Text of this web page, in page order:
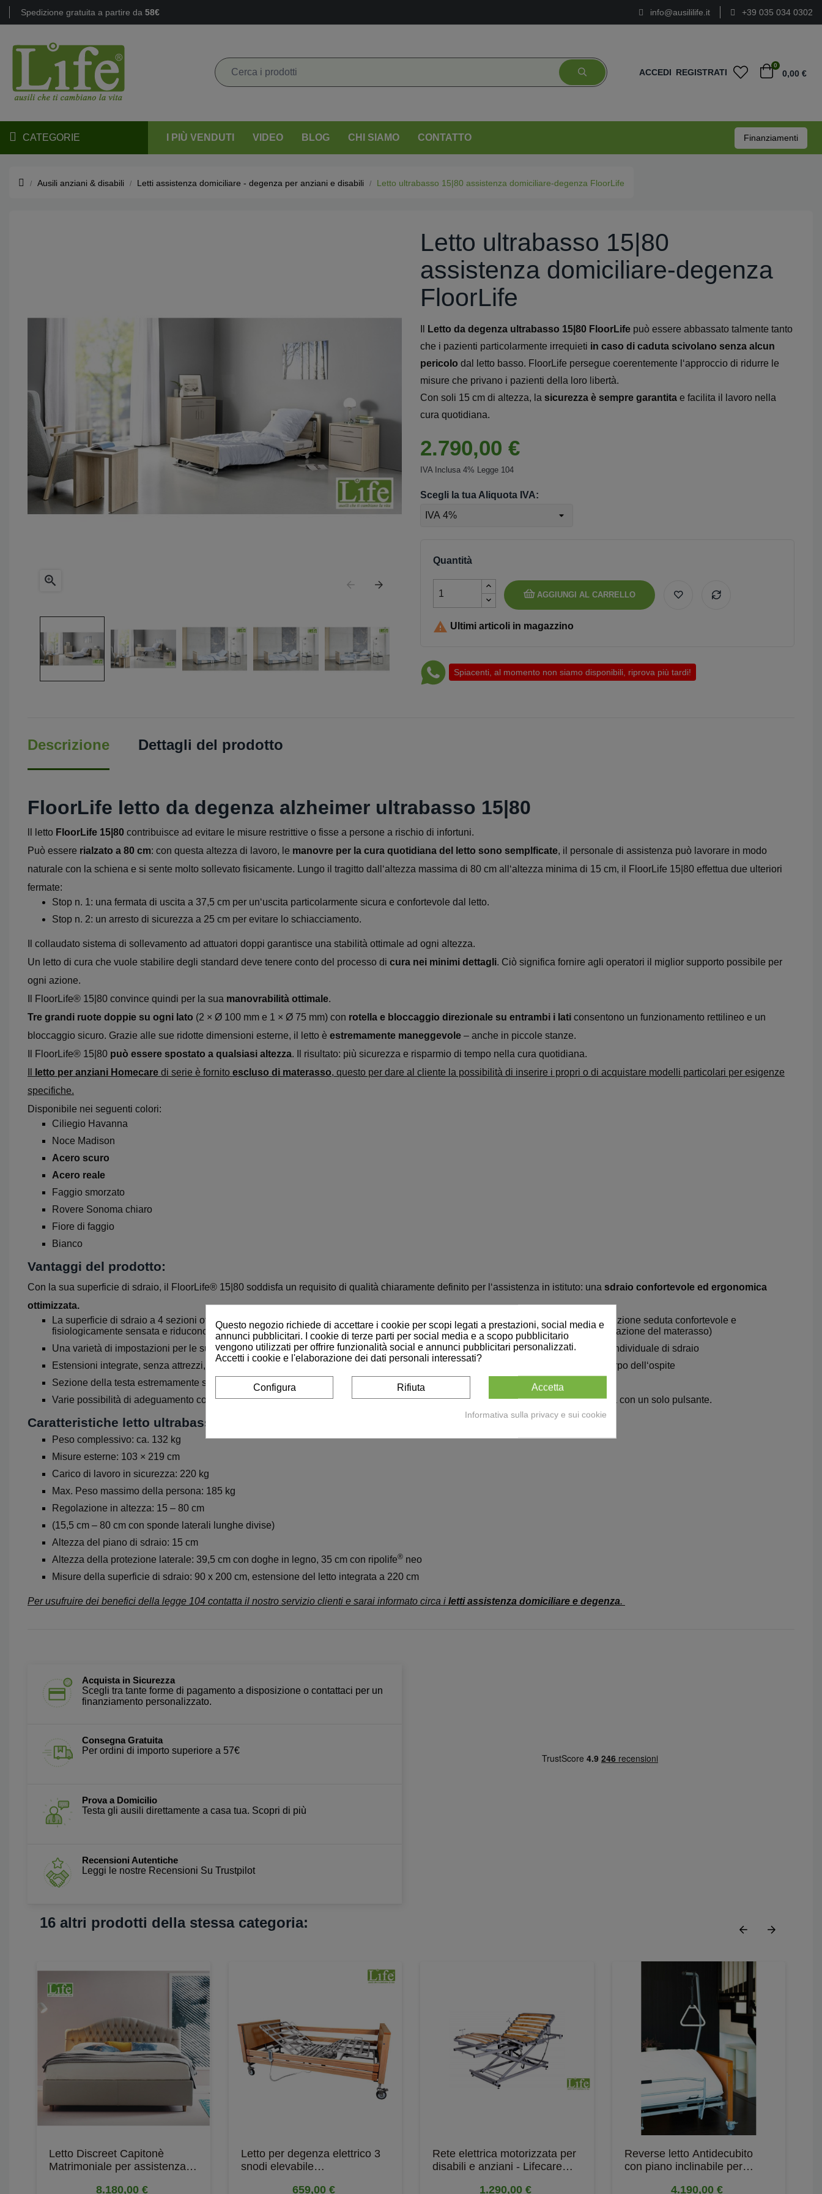
Spedizione gratuita a partire da 58€ info@ausililife.it +39 035 034 0302
ACCEDI REGISTRATI
0
0,00 €
CATEGORIE I PIÙ VENDUTI VIDEO BLOG CHI SIAMO CONTATTO Finanziamenti
Ausili anziani & disabili Letti assistenza domiciliare - degenza per anziani e disabili Letto ultrabasso 15|80 assistenza domiciliare-degenza FloorLife

Letto ultrabasso 15|80
assistenza domiciliare-degenza
FloorLife
Letto da degenza ultrabasso 15|80 FloorLife può essere abbassato talmente tanto
che i pazienti particolarmente irrequieti in caso di caduta scivolano senza alcun
pericolo dal letto basso. FloorLife persegue coerentemente l‘approccio di ridurre le
misure che privano i pazienti della loro libertà.
Con soli 15 cm di altezza, la sicurezza è sempre garantita e facilita il lavoro nella
cura quotidiana.
2.790,00 €
IVA Inclusa 4% Legge 104
Scegli la tua Aliquota IVA:
Quantità
AGGIUNGI AL CARRELLO
 Ultimi articoli in magazzino
Spiacenti, al momento non siamo disponibili, riprova più tardi!
Descrizione Dettagli del prodotto
FloorLife letto da degenza alzheimer ultrabasso 15|80
ll letto FloorLife 15|80 contribuisce ad evitare le misure restrittive o fisse a persone a rischio di infortuni.
Può essere rialzato a 80 cm: con questa altezza di lavoro, le manovre per la cura quotidiana del letto sono semplficate, il personale di assistenza può lavorare in modo
naturale con la schiena e si sente molto sollevato fisicamente. Lungo il tragitto dall‘altezza massima di 80 cm all‘altezza minima di 15 cm, il FloorLife 15|80 effettua due ulteriori
fermate:
Stop n. 1: una fermata di uscita a 37,5 cm per un‘uscita particolarmente sicura e confortevole dal letto.
Stop n. 2: un arresto di sicurezza a 25 cm per evitare lo schiacciamento.
Il collaudato sistema di sollevamento ad attuatori doppi garantisce una stabilità ottimale ad ogni altezza.
Un letto di cura che vuole stabilire degli standard deve tenere conto del processo di cura nei minimi dettagli. Ciò significa fornire agli operatori il miglior supporto possibile per
ogni azione.
Il FloorLife® 15|80 convince quindi per la sua manovrabilità ottimale.
Tre grandi ruote doppie su ogni lato (2 × Ø 100 mm e 1 × Ø 75 mm) con rotella e bloccaggio direzionale su entrambi i lati consentono un funzionamento rettilineo e un
bloccaggio sicuro. Grazie alle sue ridotte dimensioni esterne, il letto è estremamente maneggevole – anche in piccole stanze.
Il FloorLife® 15|80 può essere spostato a qualsiasi altezza. Il risultato: più sicurezza e risparmio di tempo nella cura quotidiana.
letto per anziani Homecare di serie è fornito escluso di materasso, questo per dare al cliente la possibilità di inserire i propri o di acquistare modelli particolari per esigenze
specifiche.
Disponibile nei seguenti colori:
Ciliegio Havanna
Noce Madison
Acero scuro
Acero reale
Faggio smorzato
Rovere Sonoma chiaro
Fiore di faggio
Bianco
Vantaggi del prodotto:
Con la sua superficie di sdraio, il FloorLife® 15|80 soddisfa un requisito di qualità chiaramente definito per l‘assistenza in istituto: una sdraio confortevole ed ergonomica
ottimizzata.
La superficie di sdraio a 4 sezioni offre uno schienale ergonomico e una compensazione del materasso, che garantiscono una posizione seduta confortevole e
fisiologicamente sensata e riducono i picchi di pressione. La compensazione della lunghezza dello schienale è di 11 cm (compensazione del materasso)
Una varietà di impostazioni per le superfici di seduta e di sdraio, nonché sistemi di superfici di sdraio offrono un maggiore comfort individuale di sdraio
Estensioni integrate, senza attrezzi, del letto e delle protezioni laterali per un rapido e semplice adattamento alle dimensioni del corpo dell‘ospite
Sezione della testa estremamente stabile
, adatta anche ad un uso intensivo
Varie possibilità di adeguamento comeTrendelenburg, Anti-Trendelenburg e la posizione di seduta comfortpuò essere selezionata con un solo pulsante.
Caratteristiche letto ultrabasso alzheimer FloorLife 15|80:
Peso complessivo: ca. 132 kg
Misure esterne: 103 × 219 cm
Carico di lavoro in sicurezza: 220 kg
Max. Peso massimo della persona: 185 kg
Regolazione in altezza: 15 – 80 cm
(15,5 cm – 80 cm con sponde laterali lunghe divise)
Altezza del piano di sdraio: 15 cm
Altezza della protezione laterale: 39,5 cm con doghe in legno, 35 cm con ripolife® neo
Misure della superficie di sdraio: 90 x 200 cm, estensione del letto integrata a 220 cm
Per usufruire dei benefici della legge 104 contatta il nostro servizio clienti e sarai informato circa i letti assistenza domiciliare e degenza.
Acquista in Sicurezza
Scegli tra tante forme di pagamento a disposizione o contattaci per un
finanziamento personalizzato.
Consegna Gratuita
Per ordini di importo superiore a 57€
Prova a Domicilio
Testa gli ausili direttamente a casa tua. Scopri di più
Recensioni Autentiche
Leggi le nostre Recensioni Su Trustpilot
16 altri prodotti della stessa categoria:
Letto Discreet Capitonè
Matrimoniale per assistenza
8.180,00 €
Letto per degenza elettrico 3
snodi elevabile
659,00 €
Rete elettrica motorizzata per
disabili e anziani - Lifecare
1.290,00 €
Reverse letto Antidecubito
con piano inclinabile per
4.190,00 €
Questo negozio richiede di accettare i cookie per scopi legati a prestazioni, social media e
annunci pubblicitari. I cookie di terze parti per social media e a scopo pubblicitario
vengono utilizzati per offrire funzionalità social e annunci pubblicitari personalizzati.
Accetti i cookie e l'elaborazione dei dati personali interessati?
Configura Rifiuta Accetta
Informativa sulla privacy e sui cookie